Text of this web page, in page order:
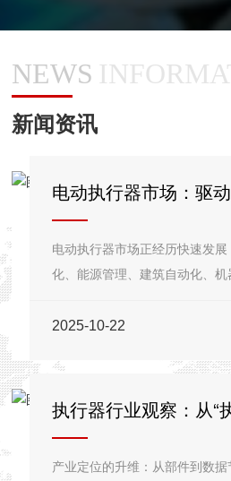
NEWS
新闻资讯
电动执行器市场：驱
升级的核心力量
电动执行器市场正经历快速发
化、能源管理、建筑自动化、
2025-10-22
执行器行业观察：从“
伙伴”的产业跃迁
产业定位的升维：从部件到数